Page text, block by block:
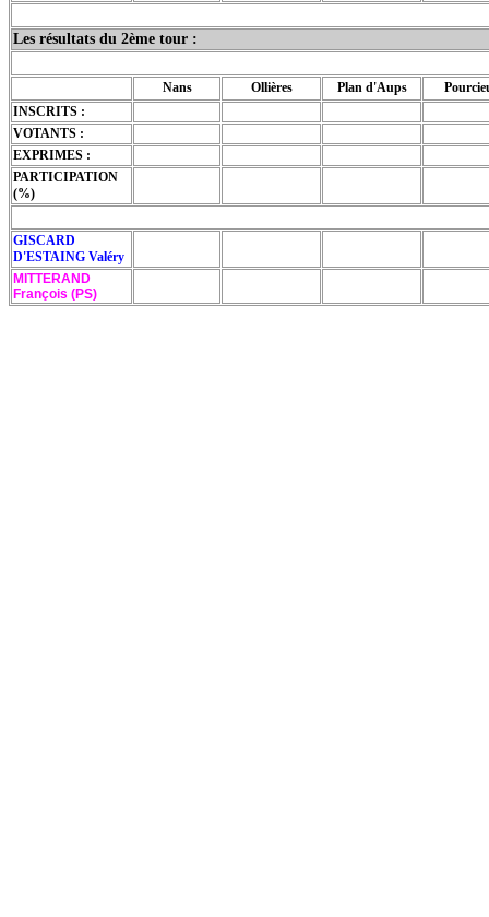
Les résultats du 2ème tour :
Nans Ollières Plan d'Aups
INSCRITS :
VOTANTS :
EXPRIMES :
PARTICIPATION
(%)
GISCARD
D'ESTAING Valéry
MITTERAND
François (PS)